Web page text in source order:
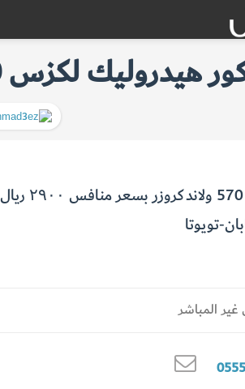
هيدروليك لكزس 570 أصلية ب٢٩٠٠ ريال
تويوتا
المباشر